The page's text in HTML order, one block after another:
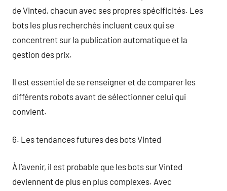
de Vinted, chacun avec ses propres spécificités. Les
bots les plus recherchés incluent ceux qui se
concentrent sur la publication automatique et la
gestion des prix.
Il est essentiel de se renseigner et de comparer les
différents robots avant de sélectionner celui qui
convient.
6. Les tendances futures des bots Vinted
À l’avenir, il est probable que les bots sur Vinted
deviennent de plus en plus complexes. Avec